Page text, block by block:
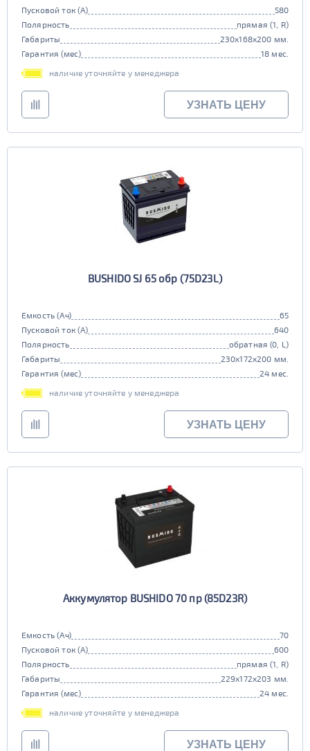
Пусковой ток (А)
580
Полярность
прямая (1, R)
Габариты
230x168x200 мм.
Гарантия (мес)
18 мес.
наличие уточняйте у менеджера
УЗНАТЬ ЦЕНУ
BUSHIDO SJ 65 обр (75D23L)
Емкость (Ач)
65
Пусковой ток (А)
640
Полярность
обратная (0, L)
Габариты
230x172x200 мм.
Гарантия (мес)
24 мес.
наличие уточняйте у менеджера
УЗНАТЬ ЦЕНУ
Аккумулятор BUSHIDO 70 пр (85D23R)
Емкость (Ач)
70
Пусковой ток (А)
600
Полярность
прямая (1, R)
Габариты
229x172x203 мм.
Гарантия (мес)
24 мес.
наличие уточняйте у менеджера
УЗНАТЬ ЦЕНУ